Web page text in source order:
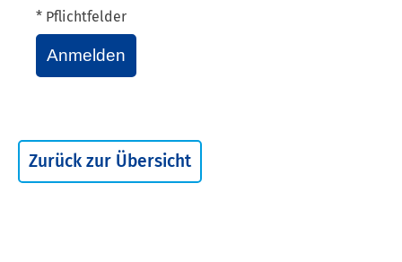
* Pflichtfelder
Anmelden
Zurück zur Übersicht